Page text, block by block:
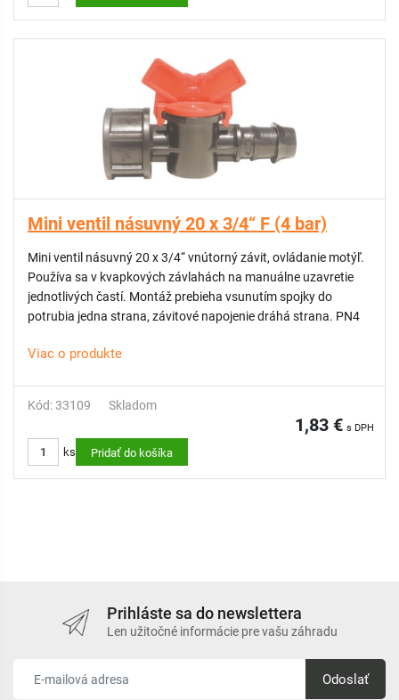
Mini ventil násuvný 20 x 3/4“ F (4 bar)
Mini ventil násuvný 20 x 3/4“ vnútorný závit, ovládanie motýľ.
Používa sa v kvapkových závlahách na manuálne uzavretie
jednotlivých častí. Montáž prebieha vsunutím spojky do
potrubia jedna strana, závitové napojenie dráhá strana. PN4
Viac o produkte
Kód: 33109 Skladom
1,83 € s DPH
ks Pridať do košíka
Prihláste sa do newslettera
Len užitočné informácie pre vašu záhradu
Odoslať